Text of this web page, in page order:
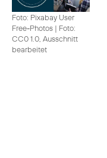
Foto: Pixabay User
Free-Photos | Foto:
CC0 1.0, Ausschnitt
bearbeitet